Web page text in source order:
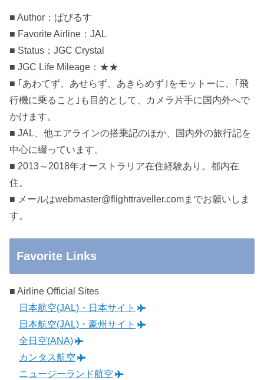
■ Author：ぱぴるす
■ Favorite Airline：JAL
■ Status：JGC Crystal
■ JGC Life Mileage：★★
■ ｢あわてず、あせらず、あきらめず｣をモットーに、｢飛
行機に乗ること｣も目的として、カメラ片手に国内外へで
かけます。
■ JAL、他エアラインの搭乗記のほか、国内外の旅行記を
中心に綴っています。
■ 2013～2018年オーストラリア在住経験あり。都内在
住。
■ メールはwebmaster@flighttraveller.comまでお願いしま
す。
Favorite Links
■ Airline Official Sites
日本航空(JAL)・日本サイト
日本航空(JAL)・豪州サイト
全日空(ANA)
カンタス航空
ニュージーランド航空